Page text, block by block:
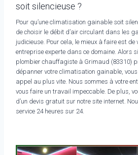
soit silencieuse ?
Pour qu’une climatisation gainable soit
de choisir le débit d’air circulant dans les
judicieuse. Pour cela, le mieux à faire est de
entreprise experte dans ce domaine. Alors
plombier chauffagiste à Grimaud (83310)
dépanner votre climatisation gainable,
appel au plus vite. Nous sommes à votre
vous faire un travail impeccable. De plus,
d’un devis gratuit sur notre site internet.
service 24 heures sur 24.